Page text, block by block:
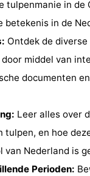
tulpenmanie in de
betekenis in de
Ontdek de
middel van
documenten
Leer alles over
tulpen, en hoe
van Nederland is
Perioden: